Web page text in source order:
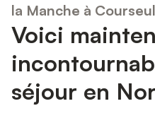
la Manche à
Voici
séjour en